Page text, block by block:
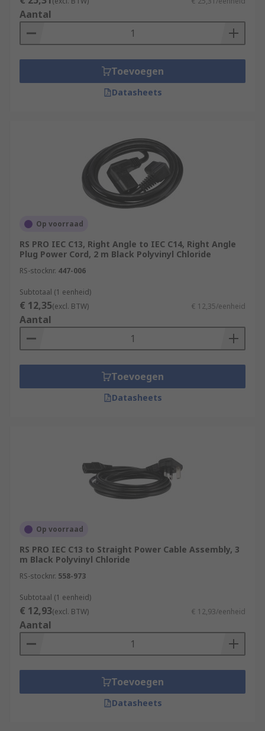
Aantal
Toevoegen
Datasheets
Op voorraad
RS PRO IEC C13, Right Angle to IEC C14, Right Angle
Plug Power Cord, 2 m Black Polyvinyl Chloride
RS-stocknr. 447-006
Subtotaal (1 eenheid)
€ 12,35(excl. BTW) € 12,35/eenheid
Aantal
Toevoegen
Datasheets
Op voorraad
RS PRO IEC C13 to Straight Power Cable Assembly, 3
m Black Polyvinyl Chloride
RS-stocknr. 558-973
Subtotaal (1 eenheid)
€ 12,93(excl. BTW) € 12,93/eenheid
Aantal
Toevoegen
Datasheets